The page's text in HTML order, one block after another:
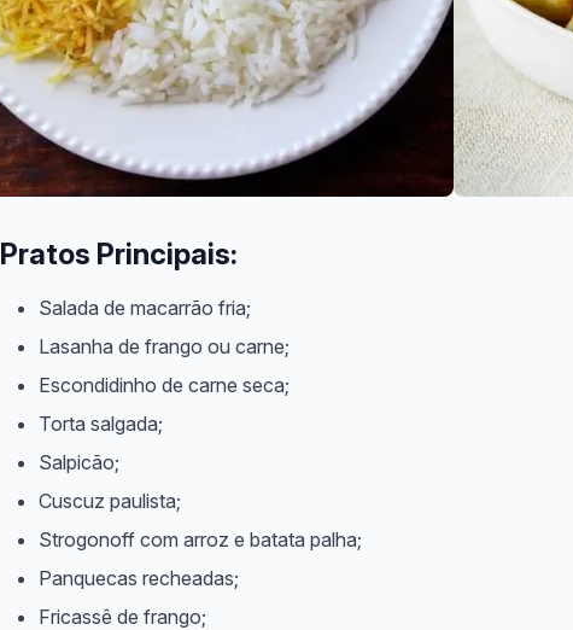
Pratos Principais:
Salada de macarrão fria;
Lasanha de frango ou carne;
Escondidinho de carne seca;
Torta salgada;
Salpicão;
Cuscuz paulista;
Strogonoff com arroz e batata palha;
Panquecas recheadas;
Fricassê de frango;